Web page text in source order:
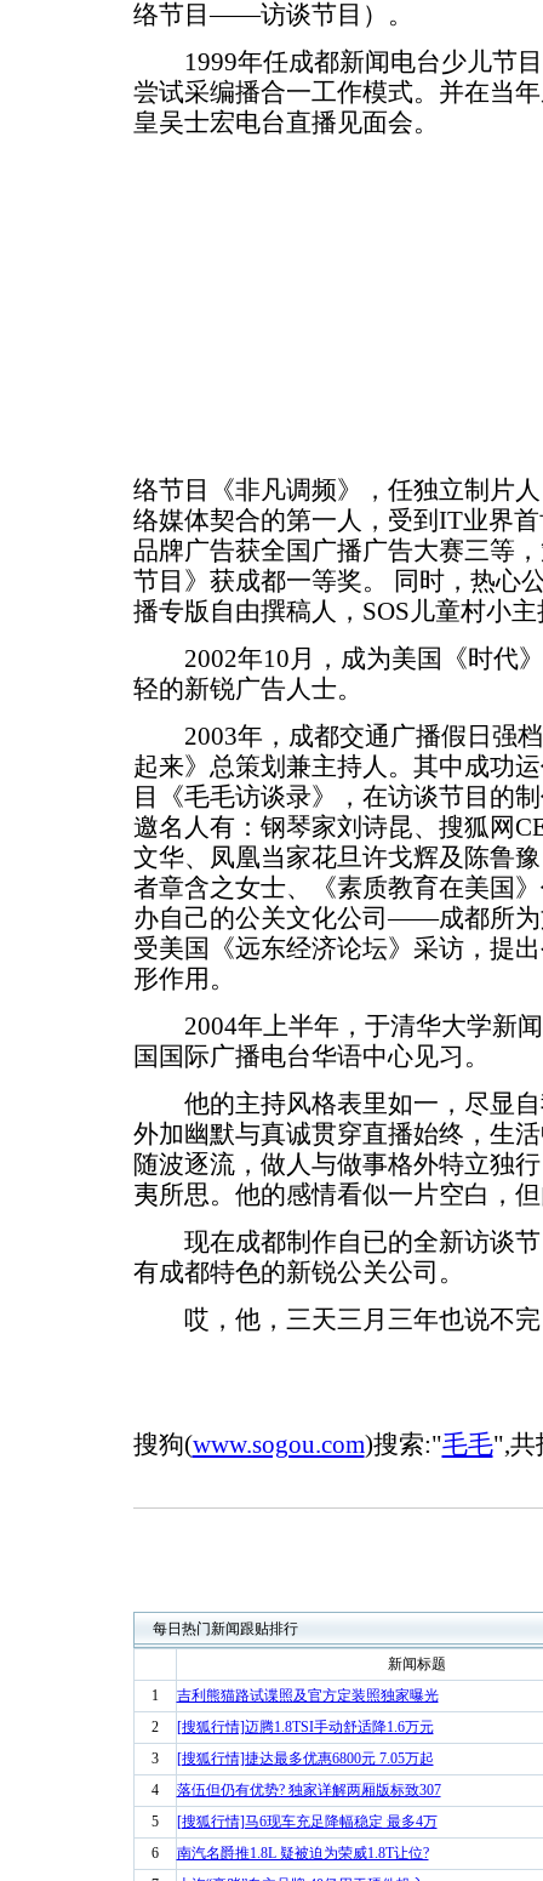
络节目——访谈节目）。
1999年任成都新闻电台少儿节目
尝试采编播合一工作模式。并在当
皇吴士宏电台直播见面会。
络节目《非凡调频》，任独立制片
络媒体契合的第一人，受到IT业界
品牌广告获全国广播广告大赛三等
节目》获成都一等奖。 同时，热心
播专版自由撰稿人，SOS儿童村小
2002年10月，成为美国《时代》
轻的新锐广告人士。
2003年，成都交通广播假日强档
起来》总策划兼主持人。其中成功
目《毛毛访谈录》，在访谈节目的
邀名人有：钢琴家刘诗昆、搜狐网
文华、凤凰当家花旦许戈辉及陈鲁
者章含之女士、《素质教育在美国
办自己的公关文化公司——成都所为
受美国《远东经济论坛》采访，提
形作用。
2004年上半年，于清华大学新闻
国国际广播电台华语中心见习。
他的主持风格表里如一，尽显自
外加幽默与真诚贯穿直播始终，生
随波逐流，做人与做事格外特立独
夷所思。他的感情看似一片空白，
现在成都制作自已的全新访谈节
有成都特色的新锐公关公司。
哎，他，三天三月三年也说不
搜狗(www.sogou.com)搜索:"毛毛",共
每日热门新闻跟贴排行
新闻标题
1
吉利熊猫路试谍照及官方定装照独家曝光
2
[搜狐行情]迈腾1.8TSI手动舒适降1.6万元
3
[搜狐行情]捷达最多优惠6800元 7.05万起
4
落伍但仍有优势? 独家详解两厢版标致307
5
[搜狐行情]马6现车充足降幅稳定 最多4万
6
南汽名爵推1.8L 疑被迫为荣威1.8T让位?